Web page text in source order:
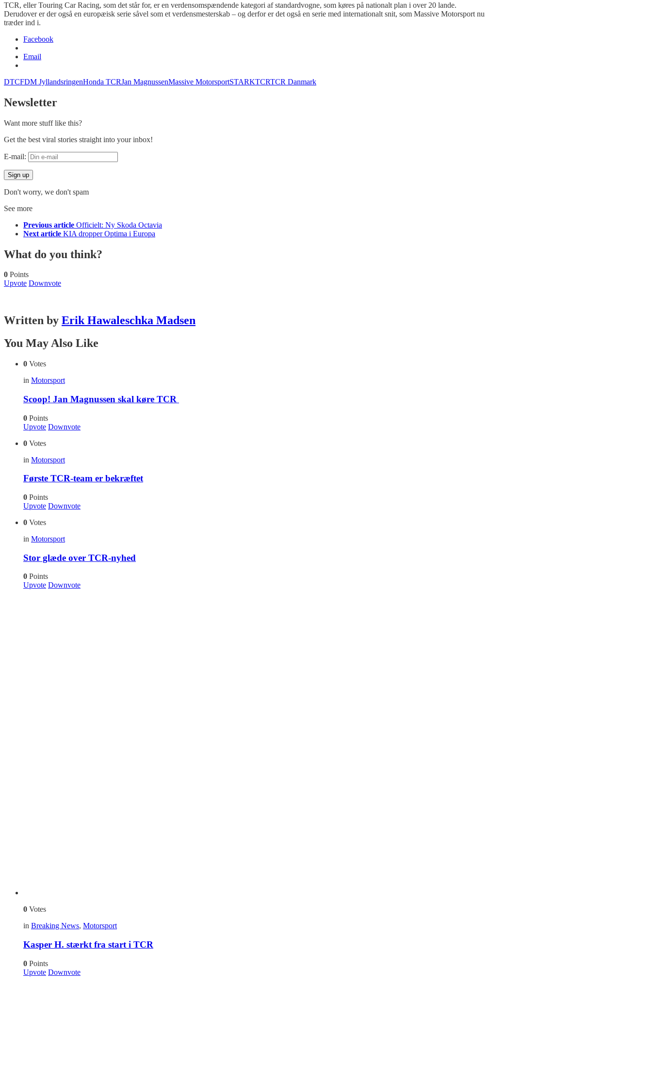
TCR, eller Touring Car Racing, som det står for, er en verdensomspændende kategori af standardvogne, som køres på nationalt plan i over 20 lande.
Derudover er der også en europæisk serie såvel som et verdensmesterskab – og derfor er det også en serie med internationalt snit, som Massive Motorsport nu
træder ind i.
Facebook
Email
DTCFDM JyllandsringenHonda TCRJan MagnussenMassive MotorsportSTARKTCRTCR Danmark
Newsletter
Want more stuff like this?
Get the best viral stories straight into your inbox!
E-mail:
Don't worry, we don't spam
See more
Previous article Officielt: Ny Skoda Octavia
Next article KIA dropper Optima i Europa
What do you think?
0 Points
Upvote Downvote
Written by Erik Hawaleschka Madsen
You May Also Like
0 Votes
in Motorsport
Scoop! Jan Magnussen skal køre TCR
0 Points
Upvote Downvote
0 Votes
in Motorsport
Første TCR-team er bekræftet
0 Points
Upvote Downvote
0 Votes
in Motorsport
Stor glæde over TCR-nyhed
0 Points
Upvote Downvote
0 Votes
in Breaking News, Motorsport
Kasper H. stærkt fra start i TCR
0 Points
Upvote Downvote